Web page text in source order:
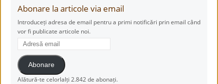
Abonare la articole via email
Introduceți adresa de email pentru a primi notificări prin email când
vor fi publicate articole noi.
Adresă
email
Abonare
Alătură-te celorlalți 2.842 de abonați.